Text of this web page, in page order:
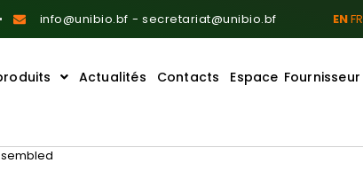
info@unibio.bf - secretariat@unibio.bf ENFR
Actualités Contacts Espace Fournisseur